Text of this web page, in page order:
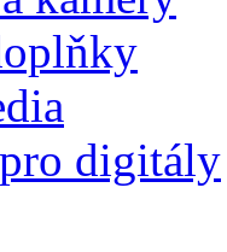
digitály